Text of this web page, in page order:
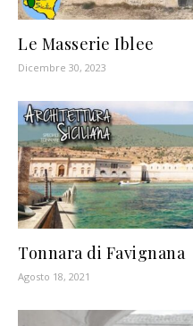
Le Masserie Iblee
Dicembre 30, 2023
Tonnara di Favignana
Agosto 18, 2021